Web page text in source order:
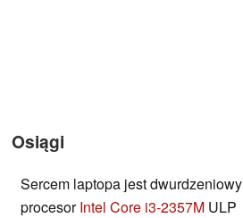
Osiągi
Sercem laptopa jest dwurdzeniowy
procesorIntel Core i3-2357M ULP